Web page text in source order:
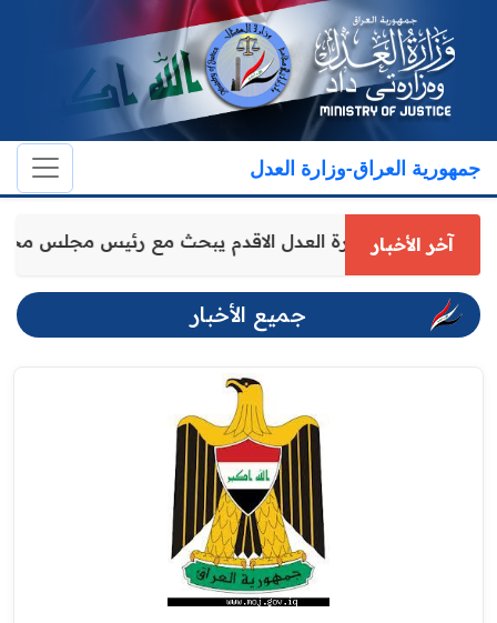
جمهورية العراق-وزارة العدل
آخر الأخباروكيل وزارة العدل الاقدم يبحث مع رئيس مجلس
جميع الأخبار